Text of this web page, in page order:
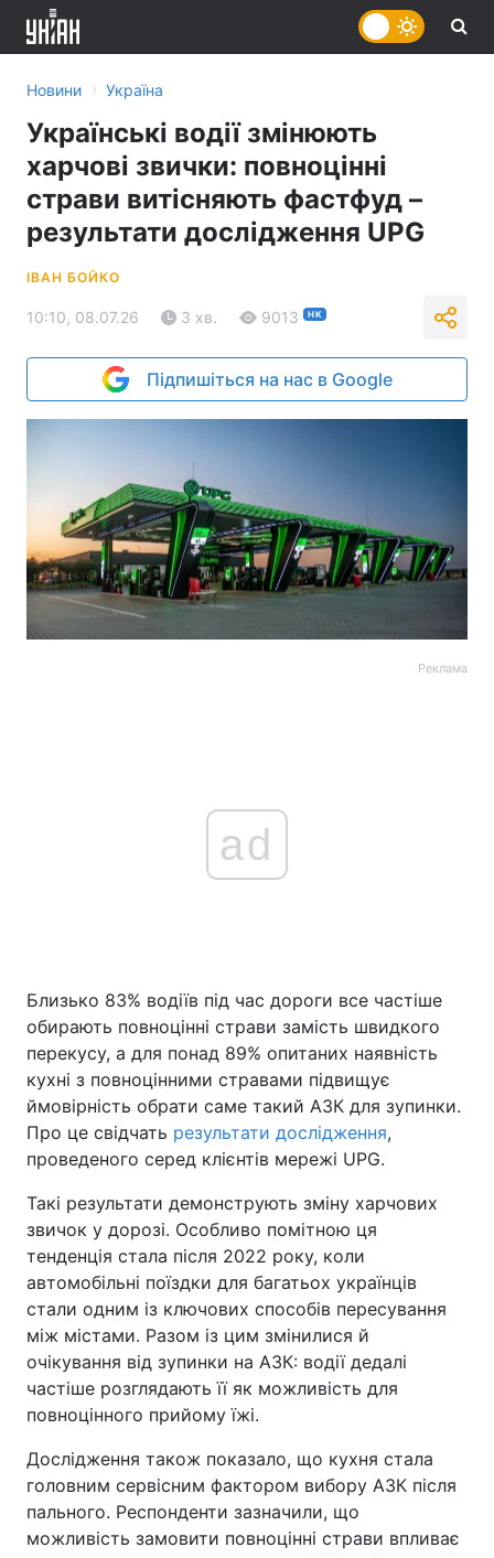
Головна Війна
Україна Політика
Спорт Наука
Техно і зв'язок Лайт
Зброя Інциденти
Здоров'я Туризм
Цікавинки
Екологія Регіони
Лонгріди
Новини › Україна
Українські водії змінюють
харчові звички: повноцінні
страви витісняють фастфуд –
результати дослідження UPG
ІВАН БОЙКО
10:10, 08.07.26 3 хв. 9013 НК
Підпишіться на нас в Google
Реклама
ad
Близько 83% водіїв під час дороги все частіше
обирають повноцінні страви замість швидкого
перекусу, а для понад 89% опитаних наявність
кухні з повноцінними стравами підвищує
ймовірність обрати саме такий АЗК для зупинки.
Про це свідчать результати дослідження,
проведеного серед клієнтів мережі UPG.
Такі результати демонструють зміну харчових
звичок у дорозі. Особливо помітною ця
тенденція стала після 2022 року, коли
автомобільні поїздки для багатьох українців
стали одним із ключових способів пересування
між містами. Разом із цим змінилися й
очікування від зупинки на АЗК: водії дедалі
частіше розглядають її як можливість для
повноцінного прийому їжі.
Дослідження також показало, що кухня стала
головним сервісним фактором вибору АЗК після
пального. Респонденти зазначили, що
можливість замовити повноцінні страви впливає